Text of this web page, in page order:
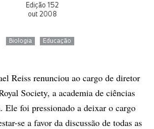
Edição 152
out 2008
Biologia Educação
Reiss renunciou ao cargo de diretor
Society, a academia de ciências
Ele foi pressionado a deixar o cargo
se a favor da discussão de todas as